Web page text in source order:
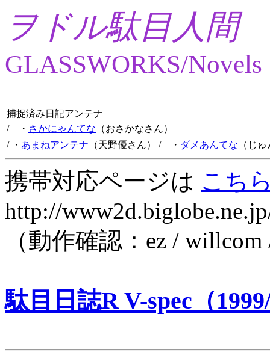
ヲドル駄目人間
GLASSWORKS/Novels
捕捉済み日記アンテナ
/ ・ さかにゃんてな （おさかなさん）
/ ・ あまねアンテナ （天野優さん） / ・ ダメあんてな （じ
携帯対応ページは こち
http://
（動作確認：ez /
駄目日誌R V-spec（